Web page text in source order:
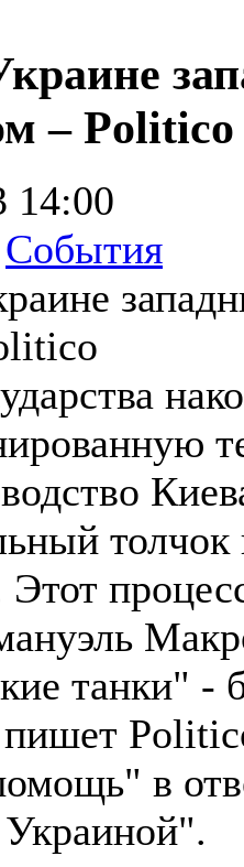
– Politico
14:00
События
танки"
в